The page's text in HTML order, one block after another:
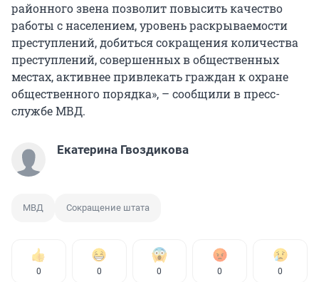
районного звена позволит повысить качество
работы с населением, уровень раскрываемости
преступлений, добиться сокращения количества
преступлений, совершенных в общественных
местах, активнее привлекать граждан к охране
общественного порядка», – сообщили в пресс-
службе МВД.
Екатерина Гвоздикова
МВД Сокращение штата
0 0 0 0 0